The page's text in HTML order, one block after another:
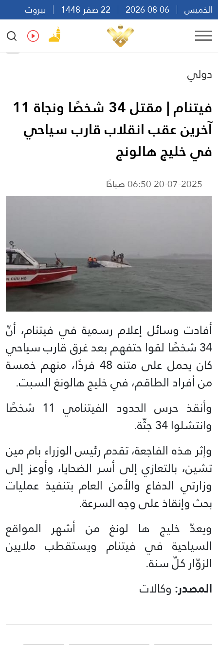
الخميس
بيروت
20:37
Ar
دولي
فيتنام | مقتل 34 شخصًا ونجاة 11
آخرين عقب انقلاب قارب سياحي
في خليج هالونج
20-07-2025 06:50 صباحًا
أفادت وسائل إعلام رسمية في فيتنام، أنّ
34 شخصًا لقوا حتفهم بعد غرق قارب سياحي
كان يحمل على متنه 48 فردًا، منهم خمسة
من أفراد الطاقم، في خليج هالونغ السبت.
وأنقذ حرس الحدود الفيتنامي 11 شخصًا
وانتشلوا 34 جثّة.
وإثر هذه الفاجعة، تقدم رئيس الوزراء بام مين
تشين، بالتعازي إلى أسر الضحايا، وأوعز إلى
وزارتي الدفاع والأمن العام بتنفيذ عمليات
بحث وإنقاذ على وجه السرعة.
ويعدّ خليج ها لونغ من أشهر المواقع
السياحية في فيتنام ويستقطب ملايين
الزوّار كلّ سنة.
المصدر: وكالات